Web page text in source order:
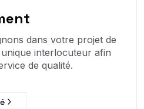
dans votre projet de
interlocuteur afin
de qualité.